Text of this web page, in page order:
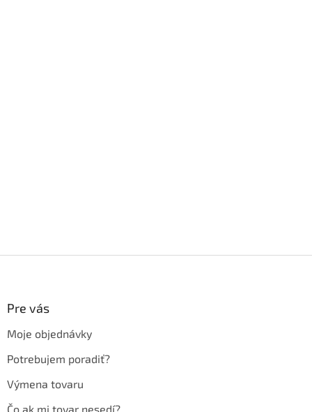
Pre vás
Moje objednávky
Potrebujem poradiť?
Výmena tovaru
Čo ak mi tovar nesedí?